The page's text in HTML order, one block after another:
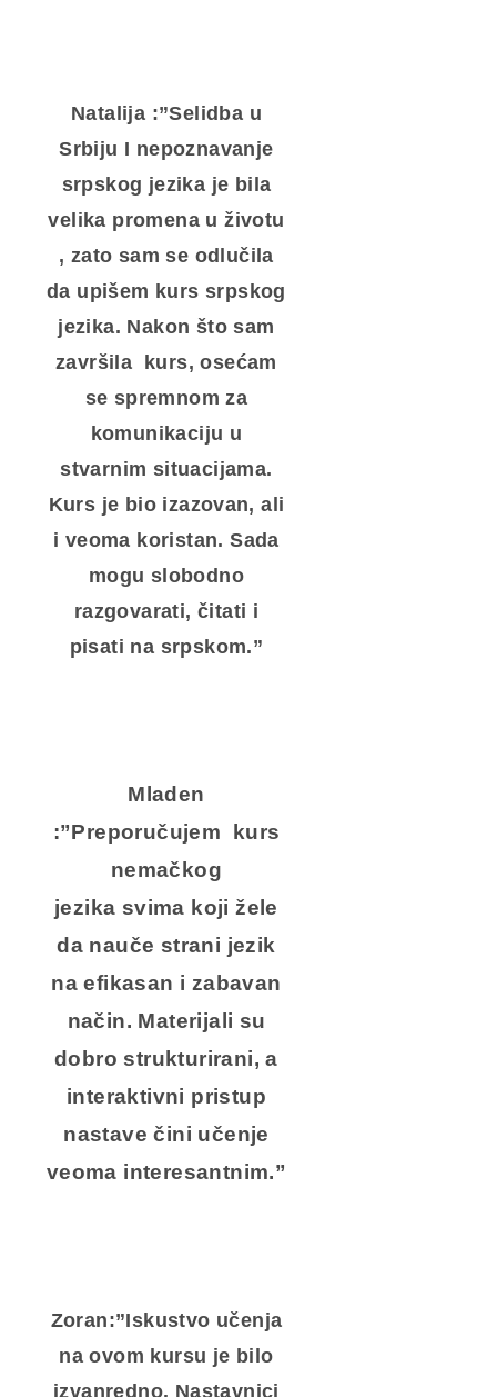
Natalija :”Selidba u
Srbiju I nepoznavanje
srpskog jezika je bila
velika promena u životu
, zato sam se odlučila
da upišem kurs srpskog
jezika. Nakon što sam
završila kurs, osećam
se spremnom za
komunikaciju u
stvarnim situacijama.
Kurs je bio izazovan, ali
i veoma koristan. Sada
mogu slobodno
razgovarati, čitati i
pisati na srpskom.”
Mladen
:”Preporučujem kurs
nemačkog
jezika svima koji žele
da nauče strani jezik
na efikasan i zabavan
način. Materijali su
dobro strukturirani, a
interaktivni pristup
nastave čini učenje
veoma interesantnim.”
Zoran:”Iskustvo učenja
na ovom kursu je bilo
izvanredno. Nastavnici